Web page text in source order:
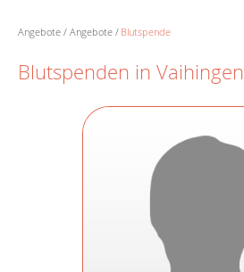
Angebote Angebote Blutspende
Blutspenden in Vaihingen